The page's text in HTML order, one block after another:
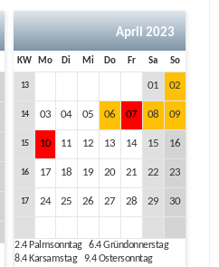
April 2023
KW Mo Di Mi Do Fr Sa So
13 01 02
14 03 04 05 06 07 08 09
15 10 11 12 13 14 15 16
16 17 18 19 20 21 22 23
17 24 25 26 27 28 29 30
2.4Palmsonntag 6.4Gründonnerstag
8.4Karsamstag 9.4Ostersonntag